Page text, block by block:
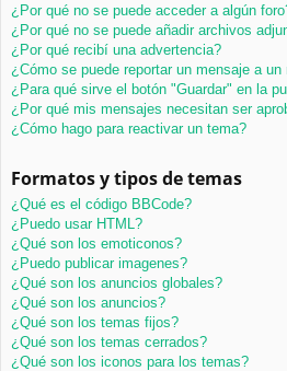
¿Por qué no se puede acceder a algún
¿Por qué no se puede añadir archivos
¿Por qué recibí una advertencia?
¿Cómo se puede reportar un mensaje a un
¿Para qué sirve el botón "Guardar" en la
¿Por qué mis mensajes necesitan ser
¿Cómo hago para reactivar un tema?
Formatos y tipos de temas
¿Qué es el código BBCode?
¿Puedo usar HTML?
¿Qué son los emoticonos?
¿Puedo publicar imagenes?
¿Qué son los anuncios globales?
¿Qué son los anuncios?
¿Qué son los temas fijos?
¿Qué son los temas cerrados?
¿Qué son los iconos para los temas?